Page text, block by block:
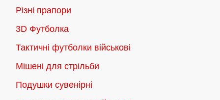
Різні прапори
3D Футболка
Тактичні футболки військові
Мішені для стрільби
Подушки сувенірні